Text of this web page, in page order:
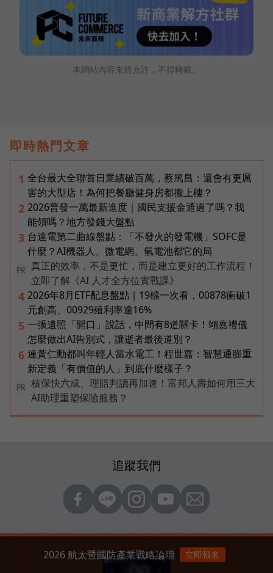
本網站內容未經允許，不得轉載。
即時熱門文章
1 全台最大全聯首日業績破百萬，蔡篤昌：還會有更厲
害的大型店！為何把餐廳健身房都搬上樓？
2 2026普發一萬最新進度｜國民支援金通過了嗎？我
能領嗎？地方發錢大盤點
3 台達電第二曲線盤點：「不發火的發電機」SOFC是
什麼？AI機器人、微電網、氫電池都它的局
PR
真正的效率，不是更忙，而是建立更好的工作流程！
立即了解《AI 人才全方位實戰課》
4 2026年8月ETF配息盤點｜19檔一次看，00878衝破1
元創高、00929殖利率逾16%
5 一張遺照「開口」說話，中間有8道關卡！翊嘉禮儀
怎麼做出AI告別式，讓逝者最後道別？
6 連黃仁勳都叫年輕人當水電工！程世嘉：智慧通膨重
新定義「有價值的人」到底什麼樣子？
PR
核保快六成、理賠判讀再加速！富邦人壽如何用三大
AI助理重塑保險服務？
追蹤我們
2026 航太暨國防產業戰略論壇 立即報名